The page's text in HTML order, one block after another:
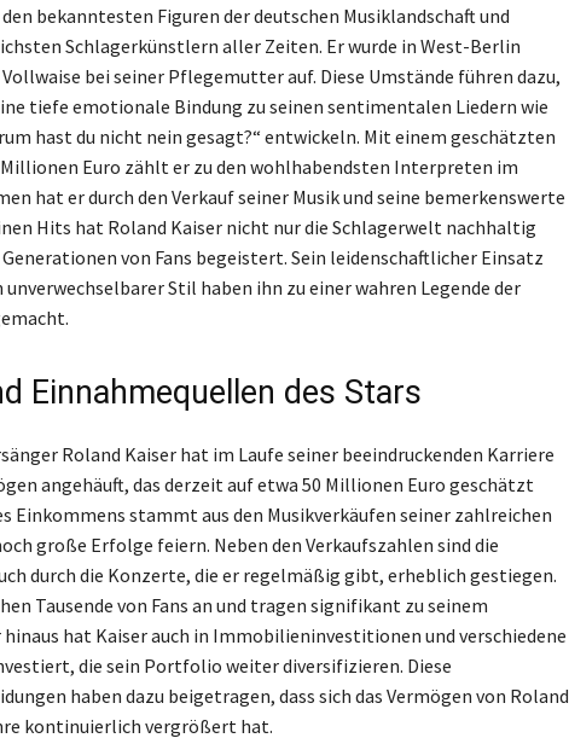
bekanntesten Figuren der deutschen Musiklandschaft und
Schlagerkünstlern aller Zeiten. Er wurde in West-Berlin
bei seiner Pflegemutter auf. Diese Umstände führen dazu,
tiefe emotionale Bindung zu seinen sentimentalen Liedern wie
hast du nicht nein gesagt?“ entwickeln. Mit einem geschätzten
Euro zählt er zu den wohlhabendsten Interpreten im
hat er durch den Verkauf seiner Musik und seine bemerkenswerte
Hits hat Roland Kaiser nicht nur die Schlagerwelt nachhaltig
von Fans begeistert. Sein leidenschaftlicher Einsatz
unverwechselbarer Stil haben ihn zu einer wahren Legende der
Einnahmequellen des Stars
Roland Kaiser hat im Laufe seiner beeindruckenden Karriere
angehäuft, das derzeit auf etwa 50 Millionen Euro geschätzt
Einkommens stammt aus den Musikverkäufen seiner zahlreichen
große Erfolge feiern. Neben den Verkaufszahlen sind die
durch die Konzerte, die er regelmäßig gibt, erheblich gestiegen.
Tausende von Fans an und tragen signifikant zu seinem
hinaus hat Kaiser auch in Immobilieninvestitionen und verschiedene
die sein Portfolio weiter diversifizieren. Diese
haben dazu beigetragen, dass sich das Vermögen von Roland
kontinuierlich vergrößert hat.